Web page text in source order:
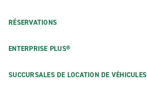
RÉSERVATIONS
ENTERPRISE PLUS®
SUCCURSALES DE LOCATION DE VÉHICULES